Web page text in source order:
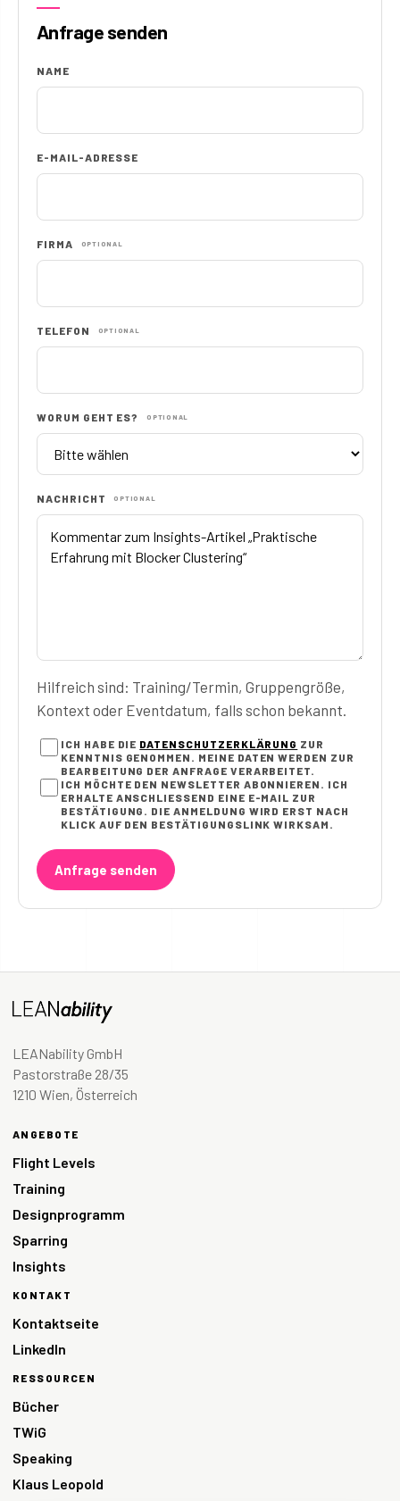
Anfrage senden
NAME
E-MAIL-ADRESSE
FIRMA OPTIONAL
TELEFON OPTIONAL
WORUM GEHT ES? OPTIONAL
NACHRICHT OPTIONAL
Hilfreich sind: Training/Termin, Gruppengröße,
Kontext oder Eventdatum, falls schon bekannt.
ICH HABE DIE DATENSCHUTZERKLÄRUNG ZUR
KENNTNIS GENOMMEN. MEINE DATEN WERDEN ZUR
BEARBEITUNG DER ANFRAGE VERARBEITET.
ICH MÖCHTE DEN NEWSLETTER ABONNIEREN. ICH
ERHALTE ANSCHLIESSEND EINE E-MAIL ZUR B
ESTÄTIGUNG. DIE ANMELDUNG WIRD ERST NACH K
LICK AUF DEN BESTÄTIGUNGSLINK WIRKSAM.
Anfrage senden
LEANability GmbH
Pastorstraße 28/35
1210 Wien, Österreich
ANGEBOTE
Flight Levels
Training
Designprogramm
Sparring
Insights
KONTAKT
Kontaktseite
LinkedIn
RESSOURCEN
Bücher
TWiG
Speaking
Klaus Leopold